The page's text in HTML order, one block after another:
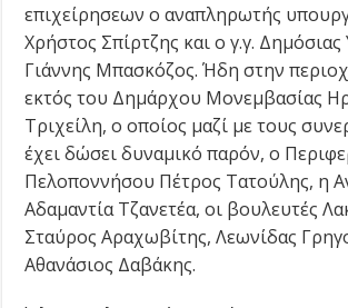
επιχείρησεων ο αναπληρωτής
Χρήστος Σπίρτζης και ο γ.γ. Δημόσιας
Γιάννης Μπασκόζος. Ήδη στην
εκτός του Δημάρχου Μονεμβασίας
Τριχείλη, ο οποίος μαζί με τους
έχει δώσει δυναμικό παρόν, ο
Πελοποννήσου Πέτρος Τατούλης, η
Αδαμαντία Τζανετέα, οι βουλευτές
Σταύρος Αραχωβίτης, Λεωνίδας
Αθανάσιος Δαβάκης.